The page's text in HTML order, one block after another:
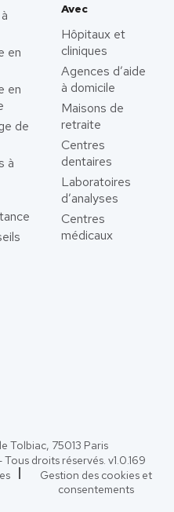
en
en
de
à
Avec
Hôpitaux et
cliniques
Agences d’aide
à domicile
Maisons de
retraite
Centres
dentaires
Laboratoires
d’analyses
Centres
médicaux
Tolbiac, 75013 Paris
droits réservés. v1.0.169
Gestion des cookies et
consentements